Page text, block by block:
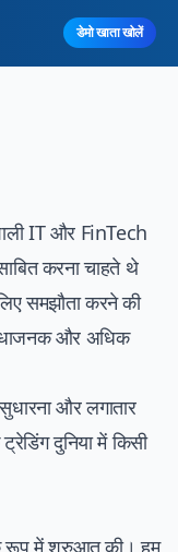
डेमो खाता खोलें
IT और FinTech
करना चाहते थे
समझौता करने की
और अधिक
और लगातार
दुनिया में किसी
रूप में शुरुआत की। हम